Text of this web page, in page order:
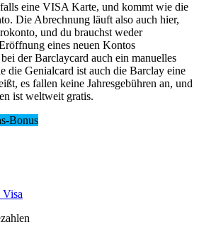
eine VISA Karte, und kommt wie die
Die Abrechnung läuft also auch hier,
und du brauchst weder
eines neuen Kontos
der Barclaycard auch ein manuelles
die Genialcard ist auch die Barclay eine
es fallen keine Jahresgebühren an, und
ist weltweit gratis.
Bonus
Visa